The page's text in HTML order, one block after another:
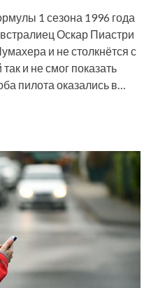
1 сезона 1996 года
Оскар Пиастри
и не столкнётся с
и не смог показать
пилота оказались в…